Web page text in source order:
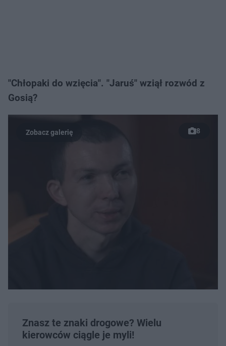
"Chłopaki do wzięcia". "Jaruś" wziął rozwód z
Gosią?
8
Znasz te znaki drogowe? Wielu
kierowców ciągle je myli!